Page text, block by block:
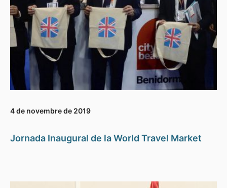
4 de novembre de 2019
Jornada Inaugural de la World Travel Market